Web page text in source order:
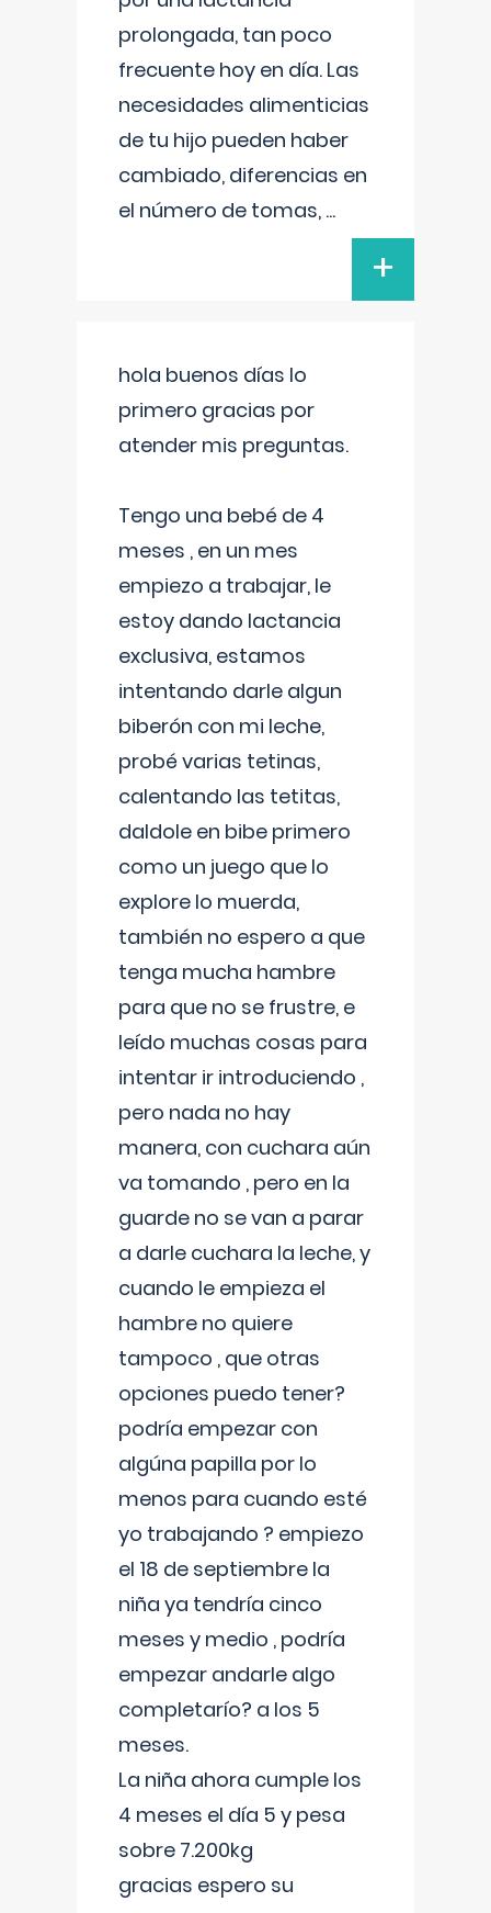
prolongada, tan poco
frecuente hoy en día. Las
necesidades alimenticias
de tu hijo pueden haber
cambiado, diferencias en
el número de tomas, ...
+
hola buenos días lo
primero gracias por
atender mis preguntas.
Tengo una bebé de 4
meses , en un mes
empiezo a trabajar, le
estoy dando lactancia
exclusiva, estamos
intentando darle algun
biberón con mi leche,
probé varias tetinas,
calentando las tetitas,
daldole en bibe primero
como un juego que lo
explore lo muerda,
también no espero a que
tenga mucha hambre
para que no se frustre, e
leído muchas cosas para
intentar ir introduciendo ,
pero nada no hay
manera, con cuchara aún
va tomando , pero en la
guarde no se van a parar
a darle cuchara la leche, y
cuando le empieza el
hambre no quiere
tampoco , que otras
opciones puedo tener?
podría empezar con
algúna papilla por lo
menos para cuando esté
yo trabajando ? empiezo
el 18 de septiembre la
niña ya tendría cinco
meses y medio , podría
empezar andarle algo
completarío? a los 5
meses.
La niña ahora cumple los
4 meses el día 5 y pesa
sobre 7.200kg
gracias espero su